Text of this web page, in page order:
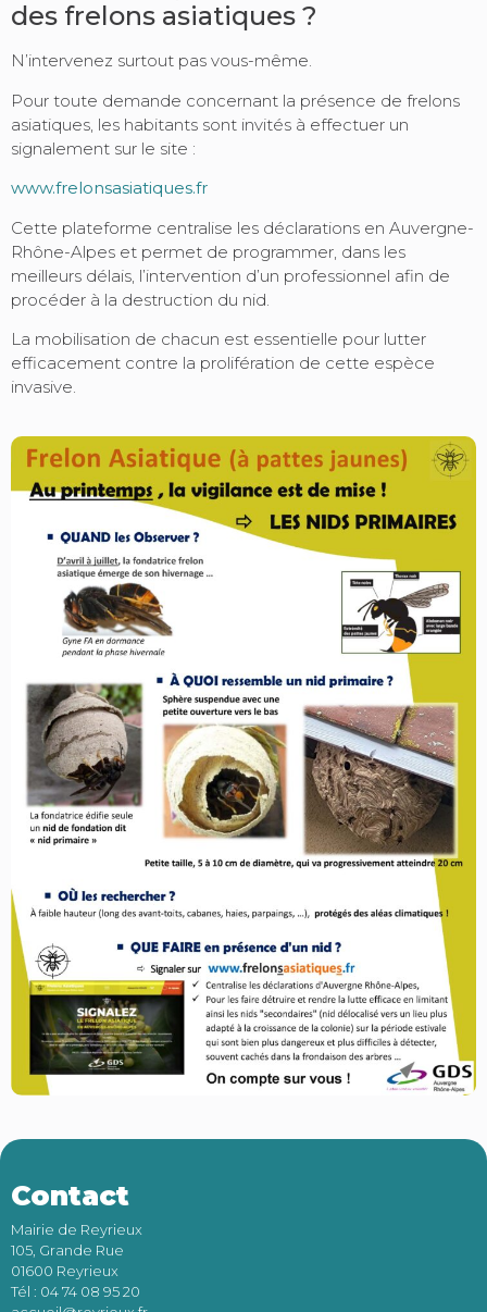
des frelons asiatiques ?
N’intervenez surtout pas vous-même.
Pour toute demande concernant la présence de frelons
asiatiques, les habitants sont invités à effectuer un
signalement sur le site :
www.frelonsasiatiques.fr
Cette plateforme centralise les déclarations en Auvergne-
Rhône-Alpes et permet de programmer, dans les
meilleurs délais, l’intervention d’un professionnel afin de
procéder à la destruction du nid.
La mobilisation de chacun est essentielle pour lutter
efficacement contre la prolifération de cette espèce
invasive.
Contact
Mairie de Reyrieux
105, Grande Rue
01600 Reyrieux
Tél : 04 74 08 95 20